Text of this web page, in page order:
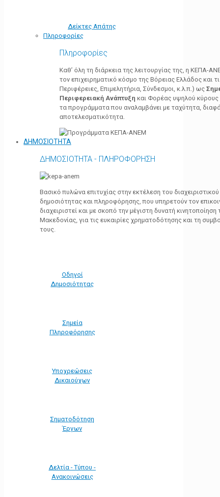
Δείκτες Απάτης
Πληροφορίες
Πληροφορίες
Καθ’ όλη τη διάρκεια της λειτουργίας της, η ΚΕΠΑ-
τον επιχειρηματικό κόσμο της Βόρειας Ελλάδος και
Περιφέρειες, Επιμελητήρια, Σύνδεσμοι, κ.λ.π.) ως
Περιφερειακή Ανάπτυξη και Φορέας υψηλού κύρους
τα προγράμματα που αναλαμβάνει με ταχύτητα,
αποτελεσματικότητα.
ΔΗΜΟΣΙΟΤΗΤΑ
ΔΗΜΟΣΙΟΤΗΤΑ - ΠΛΗΡΟΦΟΡΗΣΗ
Βασικό πυλώνα επιτυχίας στην εκτέλεση του
δημοσιότητας και πληροφόρησης, που υπηρετούν τον
διαχειριστεί και με σκοπό την μέγιστη δυνατή
Μακεδονίας, για τις ευκαιρίες χρηματοδότησης και τη
τους.
Οδηγοί
Δημοσιότητας
Σημεία
Πληροφόρησης
Υποχρεώσεις
Δικαιούχων
Σηματοδότηση
Έργων
Δελτία - Τύπου -
Ανακοινώσεις